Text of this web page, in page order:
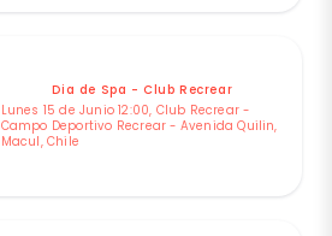
Dia de Spa - Club Recrear
Lunes 15 de Junio 12:00, Club Recrear -
Campo Deportivo Recrear - Avenida Quilin,
Macul, Chile